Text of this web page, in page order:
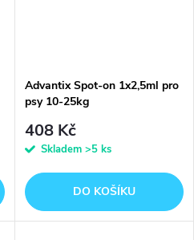
Advantix Spot-on 1x2,5ml pro
psy 10-25kg
408 Kč
Skladem >5 ks
DO KOŠÍKU